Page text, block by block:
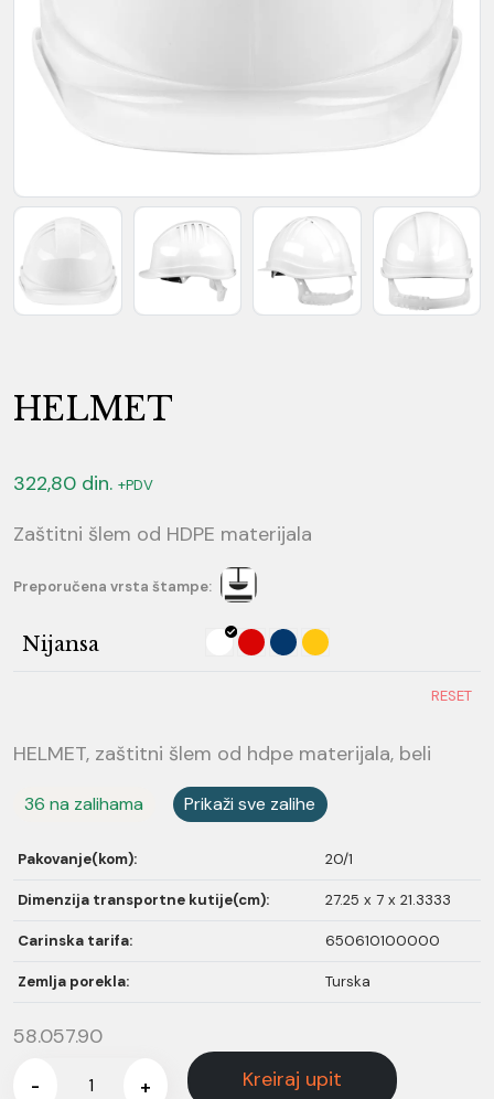
HELMET
322,80 din. +PDV
Zaštitni šlem od HDPE materijala
Preporučena vrsta štampe:
Nijansa
RESET
HELMET, zaštitni šlem od hdpe materijala, beli
36 na zalihama Prikaži sve zalihe
Pakovanje(kom): 20/1
Dimenzija transportne kutije(cm): 27.25 x 7 x 21.3333
Carinska tarifa: 650610100000
Zemlja porekla: Turska
58.057.90
- + Kreiraj upit